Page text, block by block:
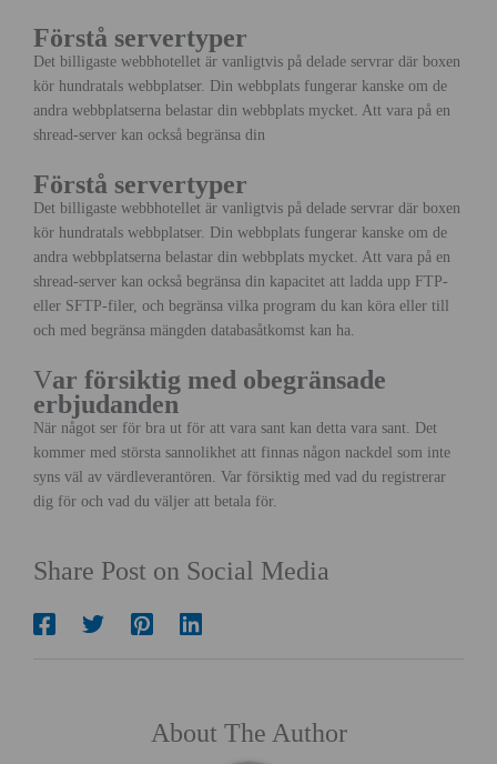
Förstå servertyper
Det billigaste webbhotellet är vanligtvis på delade servrar där boxen
kör hundratals webbplatser. Din webbplats fungerar kanske om de
andra webbplatserna belastar din webbplats mycket. Att vara på en
shread-server kan också begränsa din
Förstå servertyper
Det billigaste webbhotellet är vanligtvis på delade servrar där boxen
kör hundratals webbplatser. Din webbplats fungerar kanske om de
andra webbplatserna belastar din webbplats mycket. Att vara på en
shread-server kan också begränsa din kapacitet att ladda upp FTP-
eller SFTP-filer, och begränsa vilka program du kan köra eller till
och med begränsa mängden databasåtkomst kan ha.
Var försiktig med obegränsade
erbjudanden
När något ser för bra ut för att vara sant kan detta vara sant. Det
kommer med största sannolikhet att finnas någon nackdel som inte
syns väl av värdleverantören. Var försiktig med vad du registrerar
dig för och vad du väljer att betala för.
Share Post on Social Media
About The Author